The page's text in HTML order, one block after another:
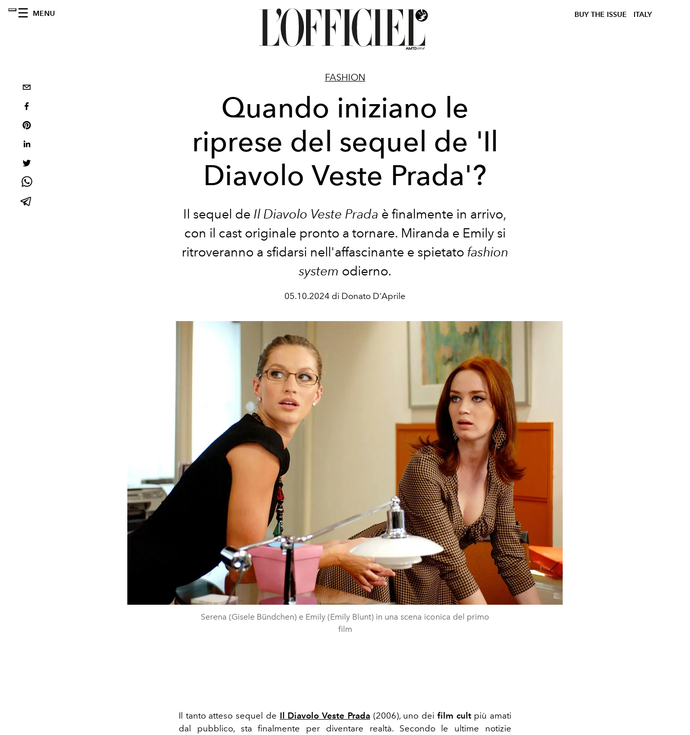
MENU BUY THE ISSUE ITALY
FASHION
Quando iniziano le
riprese del sequel de 'Il
Diavolo Veste Prada'?
Il sequel de Il Diavolo Veste Prada è finalmente in arrivo,
con il cast originale pronto a tornare. Miranda e Emily si
ritroveranno a sfidarsi nell'affascinante e spietato fashion
system odierno.
05.10.2024 di Donato D'Aprile
Serena (Gisele Bündchen) e Emily (Emily Blunt) in una scena iconica del primo
film
Il tanto atteso sequel de Il Diavolo Veste Prada (2006), uno dei film cult più amati
dal pubblico, sta finalmente per diventare realtà. Secondo le ultime notizie